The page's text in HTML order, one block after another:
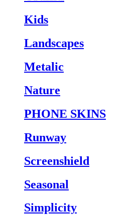
Kids
Landscapes
Metalic
Nature
PHONE SKINS
Runway
Screenshield
Seasonal
Simplicity